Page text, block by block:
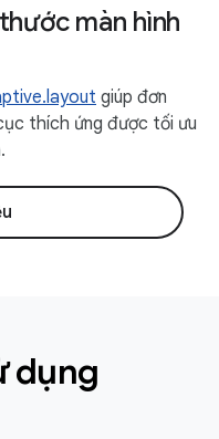
màn hình
giúp đơn
thích ứng được tối ưu
dụng